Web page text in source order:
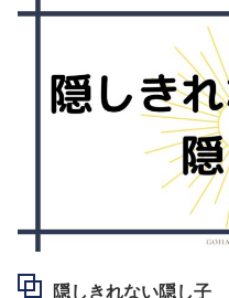
隠しきれない隠し子